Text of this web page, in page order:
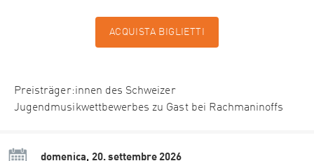
ACQUISTA BIGLIETTI
Preisträger:innen des Schweizer
Jugendmusikwettbewerbes zu Gast bei Rachmaninoffs
domenica, 20. settembre 2026